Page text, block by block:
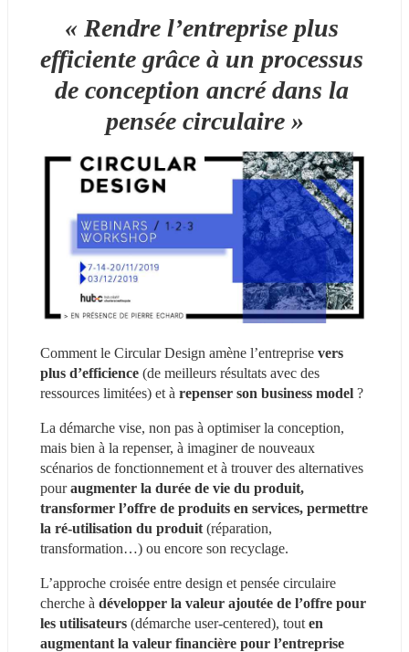
« Rendre l’entreprise plus
efficiente grâce à un processus
de conception ancré dans la
pensée circulaire »
Comment le Circular Design amène l’entreprise vers
plus d’efficience (de meilleurs résultats avec des
ressources limitées) et à repenser son business model ?
La démarche vise, non pas à optimiser la conception,
mais bien à la repenser, à imaginer de nouveaux
scénarios de fonctionnement et à trouver des alternatives
pour augmenter la durée de vie du produit,
transformer l’offre de produits en services, permettre
la ré-utilisation du produit (réparation,
transformation…) ou encore son recyclage.
L’approche croisée entre design et pensée circulaire
cherche à développer la valeur ajoutée de l’offre pour
les utilisateurs (démarche user-centered), tout en
augmentant la valeur financière pour l’entreprise